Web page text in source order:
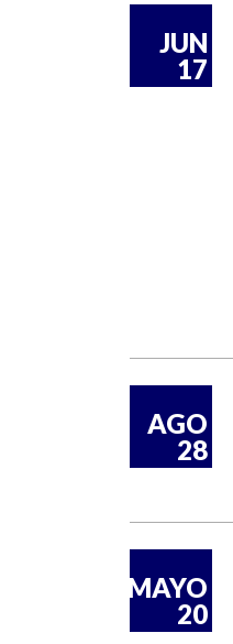
JUN
17
AGO
28
MAYO
20